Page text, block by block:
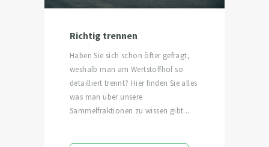
Richtig trennen
Haben Sie sich schon öfter gefragt,
weshalb man am Wertstoffhof so
detailliert trennt? Hier finden Sie alles
was man über unsere
Sammelfraktionen zu wissen gibt...